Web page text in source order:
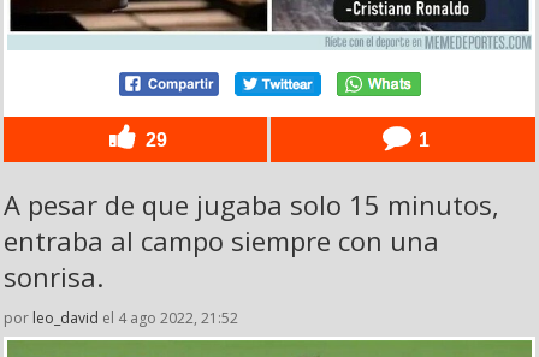
29 1
A pesar de que jugaba solo 15 minutos,
entraba al campo siempre con una
sonrisa.
por leo_david el 4 ago 2022, 21:52